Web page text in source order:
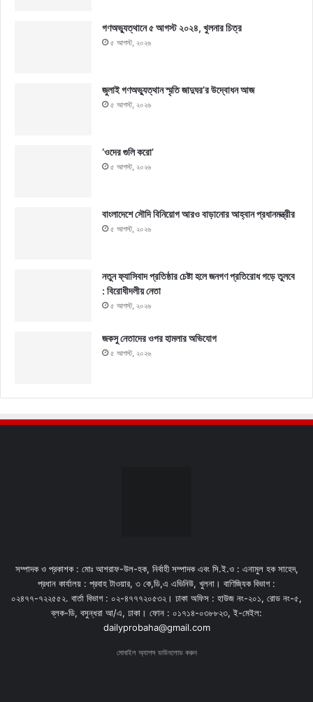
গণঅভ্যুত্থানে ৫ আগস্ট ২০২৪, খুলনার চিত্র
৫ আগস্ট, ২০২৬
জুলাই গণঅভ্যুত্থান স্মৃতি জাদুঘর’র উদ্বোধন আজ
৫ আগস্ট, ২০২৬
‘ওদের গুলি করো’
৫ আগস্ট, ২০২৬
বাংলাদেশে সৌদি বিনিয়োগ আরও বাড়ানোর আহ্বান প্রধানমন্ত্রীর
৫ আগস্ট, ২০২৬
নতুন ফ্যাসিবাদ প্রতিষ্ঠার চেষ্টা হলে জনগণ প্রতিরোধ গড়ে তুলবে
: বিরোধীদলীয় নেতা
৫ আগস্ট, ২০২৬
জকসু নেতাদের ওপর হামলার অভিযোগ
৫ আগস্ট, ২০২৬
সম্পাদক ও প্রকাশক : মোঃ আশরাফ-উল-হক, নির্বাহী সম্পাদক এবং সি.ই.ও : এনামুল হক সাহেদ,
প্রধান কার্যালয় : প্রবাহ টাওয়ার, ৩ কে,ডি,এ এভিনিউ, খুলনা। বাণিজ্যিক বিভাগ :
০২৪৭৭-৭২২৫৫২. বার্তা বিভাগ : ০২-৪৭৭৭২০৫৩২। ঢাকা অফিস : হাউজ নং-২০১, রোড নং-৫,
ব্লক-ডি, বসুন্ধরা আ/এ, ঢাকা। ফোন : ০১৭১৪-০৩৮৮২৩, ই-মেইল:
dailyprobaha@gmail.com
মোবাইল অ্যাপস ডাউনলোড করুন